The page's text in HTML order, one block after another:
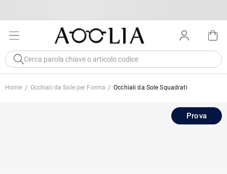
Home Occhiali da Sole per Forma Occhiali da Sole Squadrati
Prova